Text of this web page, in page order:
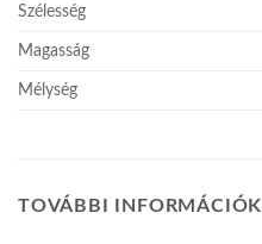
Szélesség
Magasság
Mélység
TOVÁBBI INFORMÁCIÓK